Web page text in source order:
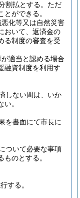
割払とする。 ただ
ができる。
化等又は自然災害
おいて、返済金の
る制度の審査を受
適当と認める場合
融資制度を利用す
しない間は、いか
。
を書面にて市長に
ついて必要な事項
のとする。
する。